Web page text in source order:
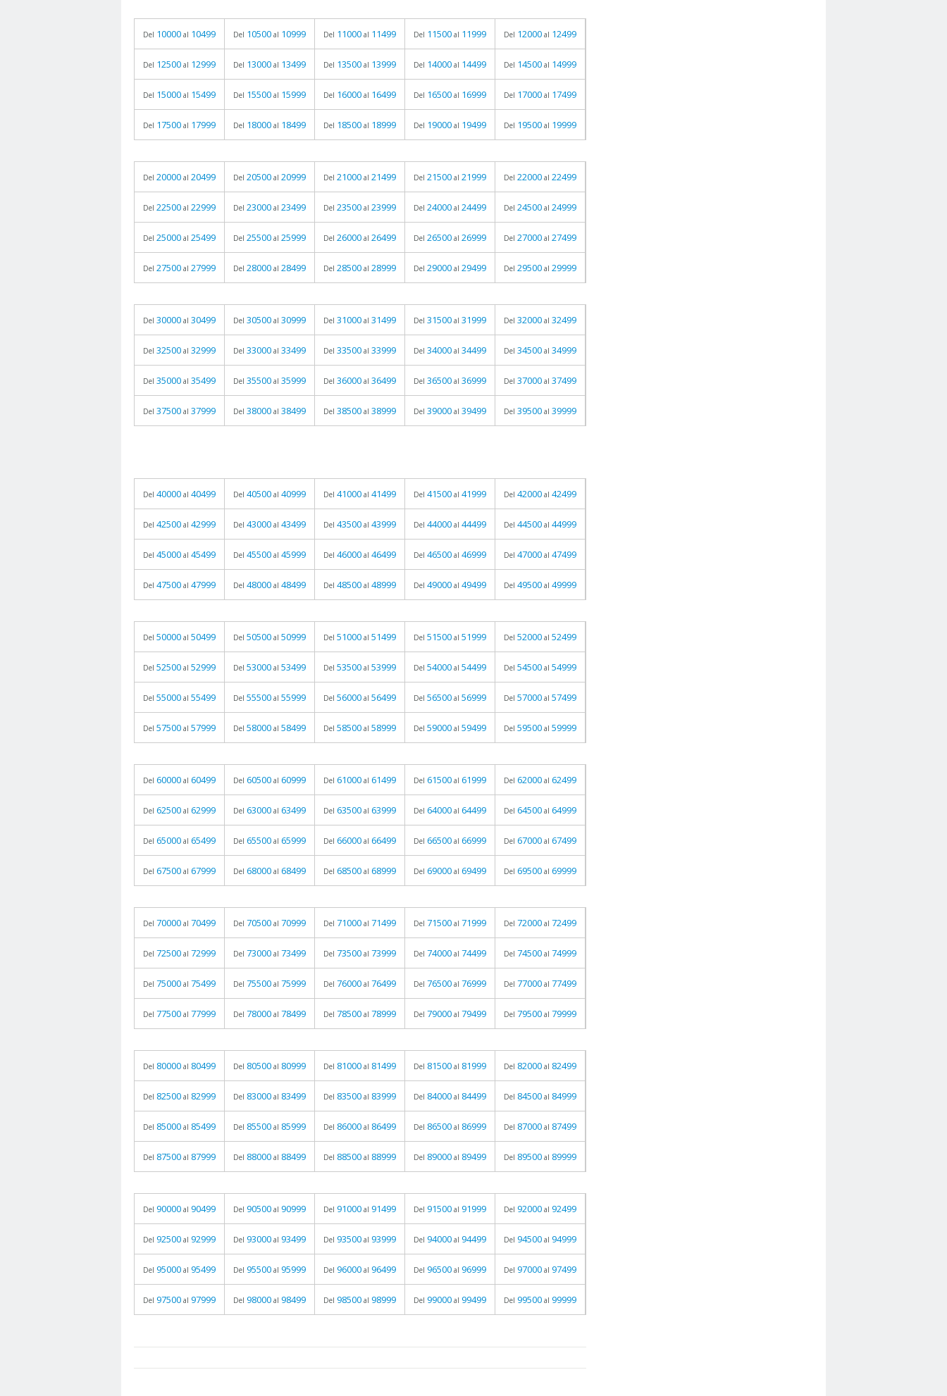
Del 10000 al 10499 Del 10500 al 10999 Del 11000 al 11499 Del 11500 al 11999 Del 12000 al 12499
Del 12500 al 12999 Del 13000 al 13499 Del 13500 al 13999 Del 14000 al 14499 Del 14500 al 14999
Del 15000 al 15499 Del 15500 al 15999 Del 16000 al 16499 Del 16500 al 16999 Del 17000 al 17499
Del 17500 al 17999 Del 18000 al 18499 Del 18500 al 18999 Del 19000 al 19499 Del 19500 al 19999
Del 20000 al 20499 Del 20500 al 20999 Del 21000 al 21499 Del 21500 al 21999 Del 22000 al 22499
Del 22500 al 22999 Del 23000 al 23499 Del 23500 al 23999 Del 24000 al 24499 Del 24500 al 24999
Del 25000 al 25499 Del 25500 al 25999 Del 26000 al 26499 Del 26500 al 26999 Del 27000 al 27499
Del 27500 al 27999 Del 28000 al 28499 Del 28500 al 28999 Del 29000 al 29499 Del 29500 al 29999
Del 30000 al 30499 Del 30500 al 30999 Del 31000 al 31499 Del 31500 al 31999 Del 32000 al 32499
Del 32500 al 32999 Del 33000 al 33499 Del 33500 al 33999 Del 34000 al 34499 Del 34500 al 34999
Del 35000 al 35499 Del 35500 al 35999 Del 36000 al 36499 Del 36500 al 36999 Del 37000 al 37499
Del 37500 al 37999 Del 38000 al 38499 Del 38500 al 38999 Del 39000 al 39499 Del 39500 al 39999
Del 40000 al 40499 Del 40500 al 40999 Del 41000 al 41499 Del 41500 al 41999 Del 42000 al 42499
Del 42500 al 42999 Del 43000 al 43499 Del 43500 al 43999 Del 44000 al 44499 Del 44500 al 44999
Del 45000 al 45499 Del 45500 al 45999 Del 46000 al 46499 Del 46500 al 46999 Del 47000 al 47499
Del 47500 al 47999 Del 48000 al 48499 Del 48500 al 48999 Del 49000 al 49499 Del 49500 al 49999
Del 50000 al 50499 Del 50500 al 50999 Del 51000 al 51499 Del 51500 al 51999 Del 52000 al 52499
Del 52500 al 52999 Del 53000 al 53499 Del 53500 al 53999 Del 54000 al 54499 Del 54500 al 54999
Del 55000 al 55499 Del 55500 al 55999 Del 56000 al 56499 Del 56500 al 56999 Del 57000 al 57499
Del 57500 al 57999 Del 58000 al 58499 Del 58500 al 58999 Del 59000 al 59499 Del 59500 al 59999
Del 60000 al 60499 Del 60500 al 60999 Del 61000 al 61499 Del 61500 al 61999 Del 62000 al 62499
Del 62500 al 62999 Del 63000 al 63499 Del 63500 al 63999 Del 64000 al 64499 Del 64500 al 64999
Del 65000 al 65499 Del 65500 al 65999 Del 66000 al 66499 Del 66500 al 66999 Del 67000 al 67499
Del 67500 al 67999 Del 68000 al 68499 Del 68500 al 68999 Del 69000 al 69499 Del 69500 al 69999
Del 70000 al 70499 Del 70500 al 70999 Del 71000 al 71499 Del 71500 al 71999 Del 72000 al 72499
Del 72500 al 72999 Del 73000 al 73499 Del 73500 al 73999 Del 74000 al 74499 Del 74500 al 74999
Del 75000 al 75499 Del 75500 al 75999 Del 76000 al 76499 Del 76500 al 76999 Del 77000 al 77499
Del 77500 al 77999 Del 78000 al 78499 Del 78500 al 78999 Del 79000 al 79499 Del 79500 al 79999
Del 80000 al 80499 Del 80500 al 80999 Del 81000 al 81499 Del 81500 al 81999 Del 82000 al 82499
Del 82500 al 82999 Del 83000 al 83499 Del 83500 al 83999 Del 84000 al 84499 Del 84500 al 84999
Del 85000 al 85499 Del 85500 al 85999 Del 86000 al 86499 Del 86500 al 86999 Del 87000 al 87499
Del 87500 al 87999 Del 88000 al 88499 Del 88500 al 88999 Del 89000 al 89499 Del 89500 al 89999
Del 90000 al 90499 Del 90500 al 90999 Del 91000 al 91499 Del 91500 al 91999 Del 92000 al 92499
Del 92500 al 92999 Del 93000 al 93499 Del 93500 al 93999 Del 94000 al 94499 Del 94500 al 94999
Del 95000 al 95499 Del 95500 al 95999 Del 96000 al 96499 Del 96500 al 96999 Del 97000 al 97499
Del 97500 al 97999 Del 98000 al 98499 Del 98500 al 98999 Del 99000 al 99499 Del 99500 al 99999